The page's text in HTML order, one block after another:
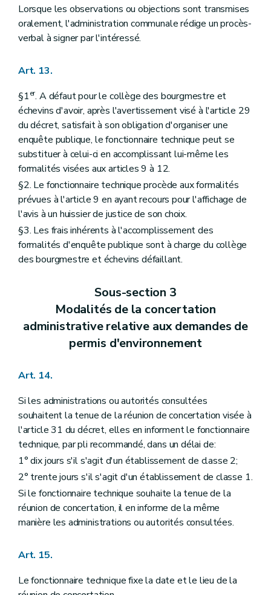
Lorsque les observations ou objections sont transmises
oralement, l'administration communale rédige un procès-
verbal à signer par l'intéressé.
Art. 13.
§1er. A défaut pour le collège des bourgmestre et
échevins d'avoir, après l'avertissement visé à l'article 29
du décret, satisfait à son obligation d'organiser une
enquête publique, le fonctionnaire technique peut se
substituer à celui-ci en accomplissant lui-même les
formalités visées aux articles 9 à 12.
§2. Le fonctionnaire technique procède aux formalités
prévues à l'article 9 en ayant recours pour l'affichage de
l'avis à un huissier de justice de son choix.
§3. Les frais inhérents à l'accomplissement des
formalités d'enquête publique sont à charge du collège
des bourgmestre et échevins défaillant.
Sous-section 3
Modalités de la concertation
administrative relative aux demandes de
permis d'environnement
Art. 14.
Si les administrations ou autorités consultées
souhaitent la tenue de la réunion de concertation visée à
l'article 31 du décret, elles en informent le fonctionnaire
technique, par pli recommandé, dans un délai de:
1° dix jours s'il s'agit d'un établissement de classe 2;
2° trente jours s'il s'agit d'un établissement de classe 1.
Si le fonctionnaire technique souhaite la tenue de la
réunion de concertation, il en informe de la même
manière les administrations ou autorités consultées.
Art. 15.
Le fonctionnaire technique fixe la date et le lieu de la